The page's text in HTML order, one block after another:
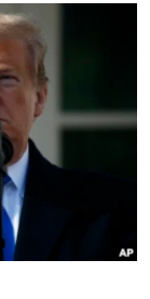
فرهنگ و زندگی
حقوق شهروندی
اسرائیل در جنگ
بایگانی
انتخابات ریاست
حمله جمهوری
ورزش زنان در
یادگیری زبان
زبانهای مختلف